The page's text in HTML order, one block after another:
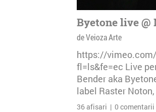
Byetone live @
de Veioza Arte
https://
fl=ls&fe=ec Live
Bender aka
label Raster
36 afisari | 0 comentarii